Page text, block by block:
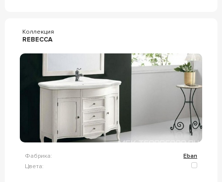
Коллекция
REBECCA
Фабрика:
Eban
Цвета: